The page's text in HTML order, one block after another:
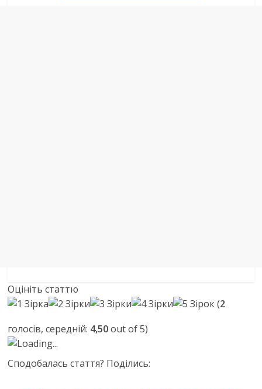
Оцініть статтю
(2
голосів, середній: 4,50out of 5)
Loading...
Сподобалась стаття? Поділись: